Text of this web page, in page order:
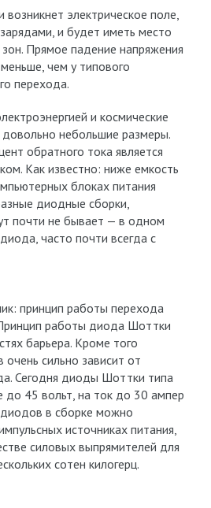
возникнет электрическое поле,
и будет иметь место
зон. Прямое падение напряжения
чем у типового
перехода.
и космические
небольшие размеры.
обратного тока является
Как известно: ниже емкость
блоках питания
диодные сборки,
почти не бывает — в одном
часто почти всегда с
принцип работы перехода
работы диода Шоттки
барьера. Кроме того
сильно зависит от
Сегодня диоды Шоттки типа
до 45 вольт, на ток до 30 ампер
в сборке можно
источниках питания,
силовых выпрямителей для
сотен килогерц.